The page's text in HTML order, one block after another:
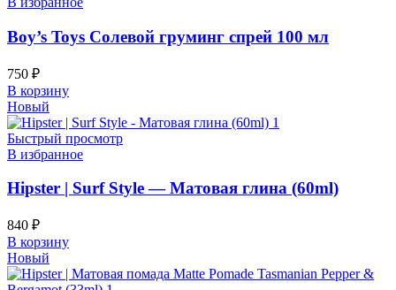
Boy’s Toys Солевой груминг спрей 100 мл
750 ₽
В корзину
Новый
Быстрый просмотр
В избранное
Hipster | Surf Style — Матовая глина (60ml)
840 ₽
В корзину
Новый